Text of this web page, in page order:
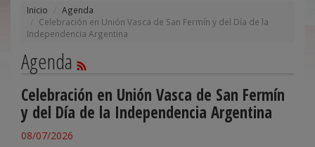
Inicio
Agenda
Celebración en Unión Vasca de San Fermín y del Día de la
Independencia Argentina
Agenda
Celebración en Unión Vasca de San Fermín
y del Día de la Independencia Argentina
08/07/2026